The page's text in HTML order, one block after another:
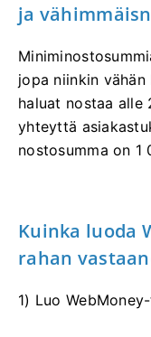
ja
jopa niinkin
haluat nostaa alle
yhteyttä
nostosumma on
Kuinka luoda
rahan
1) Luo